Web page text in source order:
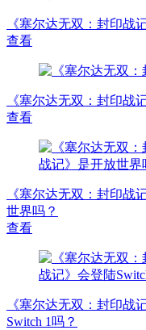
《塞尔达无双：封印战
查看
《塞尔达无双：封印战
查看
《塞尔达无双：封印战
世界吗？
查看
《塞尔达无双：封印战
Switch 1吗？